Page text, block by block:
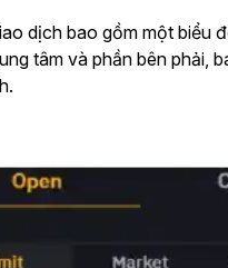
dịch bao gồm một biểu
tâm và phần bên phải,